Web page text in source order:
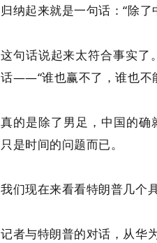
归纳起来就是一句话：“除
这句话说起来太符合事实了
话——“谁也赢不了，谁也不
真的是除了男足，中国的确
只是时间的问题而已。
我们现在来看看特朗普几个
记者与特朗普的对话，从华